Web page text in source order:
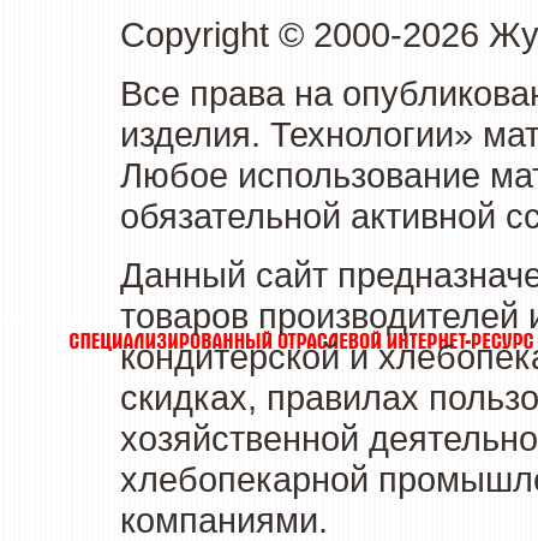
Copyright © 2000-2026
Все права на
изделия. Технологии»
Любое использование
обязательной активной
Данный сайт
товаров
кондитерской и
скидках, правилах
хозяйственной
хлебопекарной
компаниями.